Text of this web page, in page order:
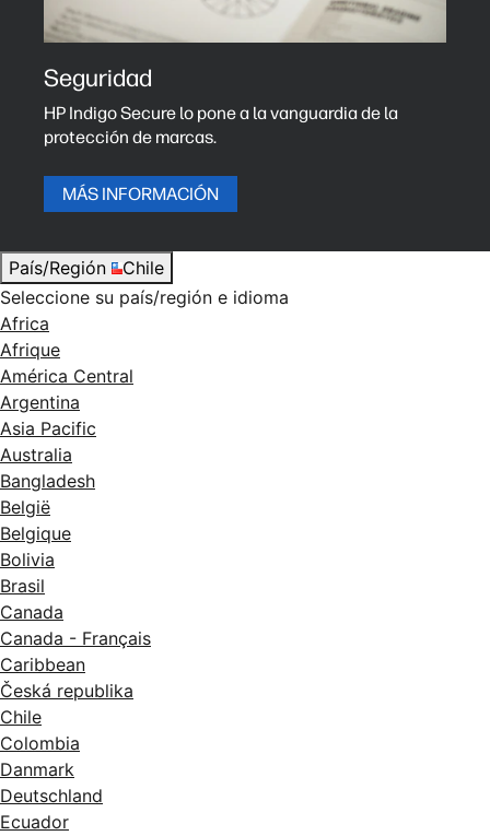
Seguridad
HP Indigo Secure lo pone a la vanguardia de la
protección de marcas.
MÁS INFORMACIÓN
País/Región
Chile
Seleccione su país/región e idioma
Africa
Afrique
América Central
Argentina
Asia Pacific
Australia
Bangladesh
België
Belgique
Bolivia
Brasil
Canada
Canada - Français
Caribbean
Česká republika
Chile
Colombia
Danmark
Deutschland
Ecuador